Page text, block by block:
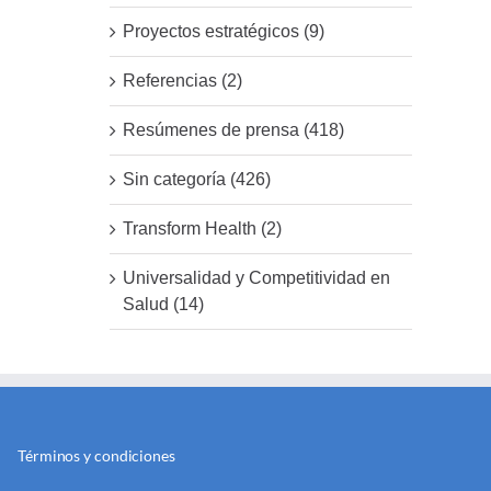
Proyectos estratégicos (9)
Referencias (2)
Resúmenes de prensa (418)
Sin categoría (426)
Transform Health (2)
Universalidad y Competitividad en
Salud (14)
Términos y condiciones